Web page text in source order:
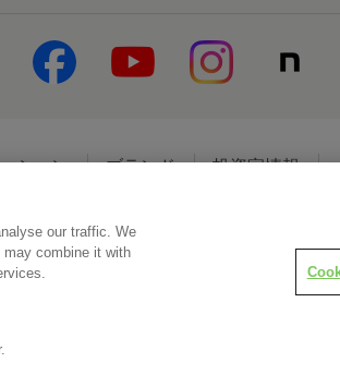
ション ブランド 投資家情報
保護方針 利用者情報の外部送信
our traffic. We
may combine it with